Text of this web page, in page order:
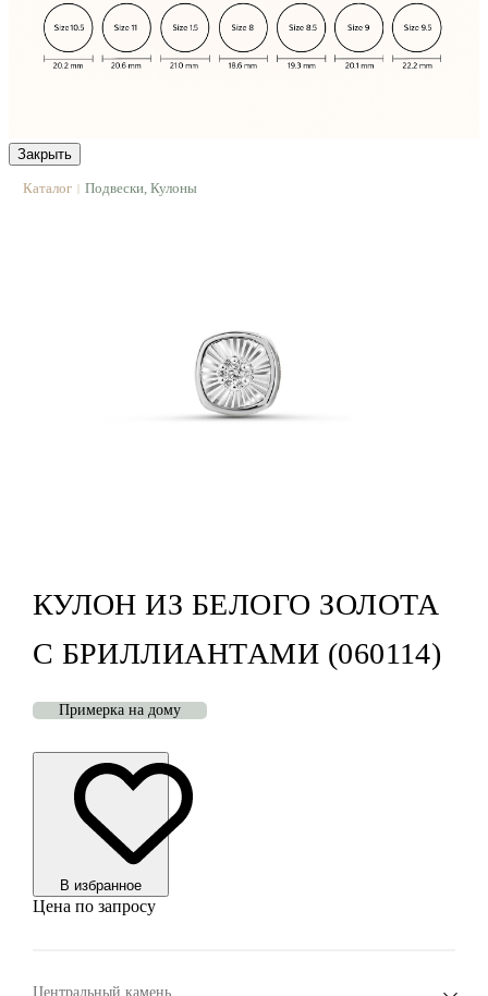
Закрыть
Каталог | Подвески, Кулоны
КУЛОН ИЗ БЕЛОГО ЗОЛОТА
С БРИЛЛИАНТАМИ (060114)
Примерка на дому
В избранноe
Цена по запросу
Центральный камень